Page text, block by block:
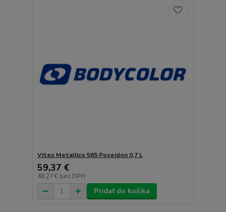
Vitex Metallico 565 Poseidon 0,7 L
59,37 €
48,27 € bez DPH
Pridať do košíka